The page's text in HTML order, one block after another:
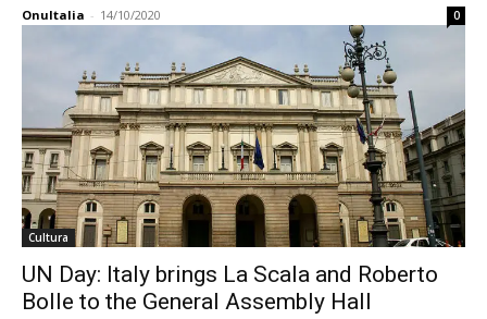
OnuItalia - 14/10/2020 0
Cultura
UN Day: Italy brings La Scala and Roberto
Bolle to the General Assembly Hall